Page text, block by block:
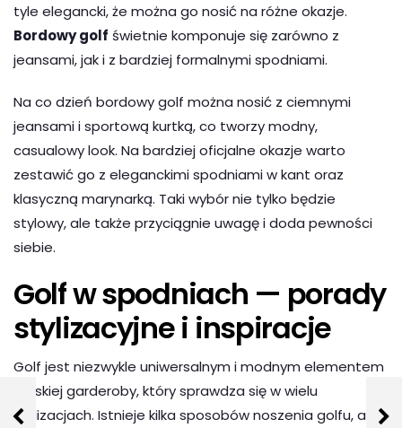
tyle elegancki, że można go nosić na różne okazje.
Bordowy golf świetnie komponuje się zarówno z
jeansami, jak i z bardziej formalnymi spodniami.
Na co dzień bordowy golf można nosić z ciemnymi
jeansami i sportową kurtką, co tworzy modny,
casualowy look. Na bardziej oficjalne okazje warto
zestawić go z eleganckimi spodniami w kant oraz
klasyczną marynarką. Taki wybór nie tylko będzie
stylowy, ale także przyciągnie uwagę i doda pewności
siebie.
Golf w spodniach — porady
stylizacyjne i inspiracje
Golf jest niezwykle uniwersalnym i modnym elementem
męskiej garderoby, który sprawdza się w wielu
stylizacjach. Istnieje kilka sposobów noszenia golfu, a